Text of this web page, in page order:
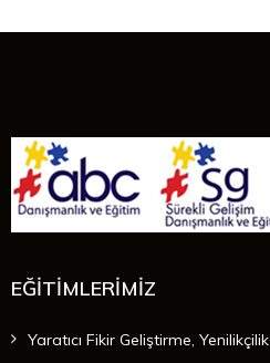
EĞİTİMLERİMİZ
Yaratıcı Fikir Geliştirme, Yenilikçilik